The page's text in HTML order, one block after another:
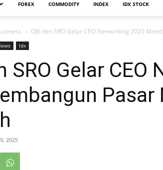
FOREX COMMODITY INDEX IDX STOCK
OJK dan SRO Gelar CEO Networking 2025
Idx
SRO Gelar CEO
Pasar
2025